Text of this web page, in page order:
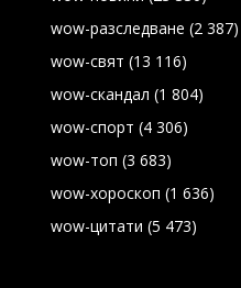
wow-разследване (2 387)
wow-свят (13 116)
wow-скандал (1 804)
wow-спорт (4 306)
wow-топ (3 683)
wow-хороскоп (1 636)
wow-цитати (5 473)